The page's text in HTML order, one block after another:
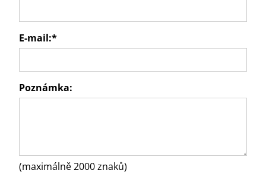
E-mail:*
Poznámka:
(maximálně 2000 znaků)